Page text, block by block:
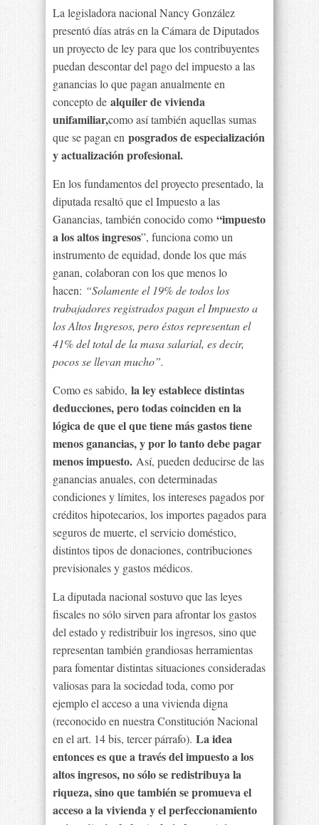
La legisladora nacional Nancy González
presentó días atrás en la Cámara de Diputados
un proyecto de ley para que los contribuyentes
puedan descontar del pago del impuesto a las
ganancias lo que pagan anualmente en
concepto de alquiler de vivienda
unifamiliar,como así también aquellas sumas
que se pagan en posgrados de especialización
y actualización profesional.
En los fundamentos del proyecto presentado, la
diputada resaltó que el Impuesto a las
Ganancias, también conocido como “impuesto
a los altos ingresos”, funciona como un
instrumento de equidad, donde los que más
ganan, colaboran con los que menos lo
hacen: “Solamente el 19% de todos los
trabajadores registrados pagan el Impuesto a
los Altos Ingresos, pero éstos representan el
41% del total de la masa salarial, es decir,
pocos se llevan mucho”.
Como es sabido, la ley establece distintas
deducciones, pero todas coinciden en la
lógica de que el que tiene más gastos tiene
menos ganancias, y por lo tanto debe pagar
menos impuesto. Así, pueden deducirse de las
ganancias anuales, con determinadas
condiciones y límites, los intereses pagados por
créditos hipotecarios, los importes pagados para
seguros de muerte, el servicio doméstico,
distintos tipos de donaciones, contribuciones
previsionales y gastos médicos.
La diputada nacional sostuvo que las leyes
fiscales no sólo sirven para afrontar los gastos
del estado y redistribuir los ingresos, sino que
representan también grandiosas herramientas
para fomentar distintas situaciones consideradas
valiosas para la sociedad toda, como por
ejemplo el acceso a una vivienda digna
(reconocido en nuestra Constitución Nacional
en el art. 14 bis, tercer párrafo). La idea
entonces es que a través del impuesto a los
altos ingresos, no sólo se redistribuya la
riqueza, sino que también se promueva el
acceso a la vivienda y el perfeccionamiento